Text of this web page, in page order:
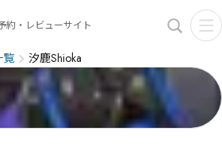
約・レビューサイト
覧 汐鹿Shioka